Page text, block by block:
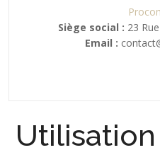
Siège social : 23
Email :